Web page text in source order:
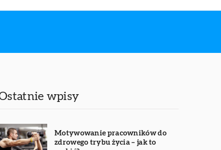
wpisy
Motywowanie pracowników do
zdrowego trybu życia – jak to